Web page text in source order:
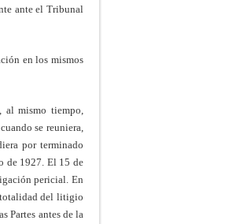
ante el Tribunal
en los mismos
al mismo tiempo,
se reuniera,
por terminado
de 1927. El 15 de
pericial. En
totalidad del litigio
Partes antes de la